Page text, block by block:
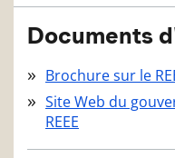
Documents
Brochure sur le
Site Web du
REEE